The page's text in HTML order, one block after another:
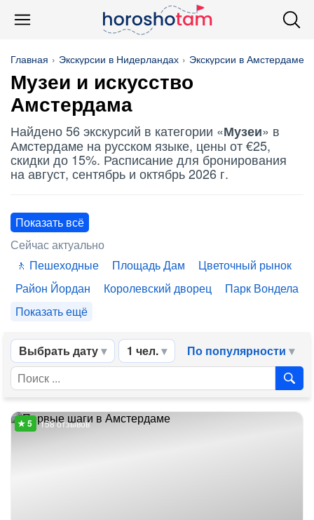
Главная Экскурсии в Нидерландах Экскурсии в Амстердаме
Музеи и искусство
Амстердама
Найдено 56 экскурсий в категории «Музеи» в
Амстердаме на русском языке, цены от €25,
скидки до 15%. Расписание для бронирования
на август, сентябрь и октябрь 2026 г.
Показать всё
Сейчас актуально
Пешеходные
Площадь Дам
Цветочный рынок
Район Йордан
Королевский дворец
Парк Вондела
Показать ещё
Выбрать дату 1 чел. По популярности
158 отзывов